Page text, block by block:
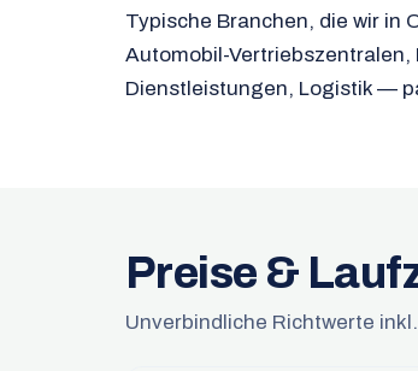
Typische Branchen, die wir in
Automobil-Vertriebszentralen,
Dienstleistungen, Logistik —
Preise &
Unverbindliche Richtwerte